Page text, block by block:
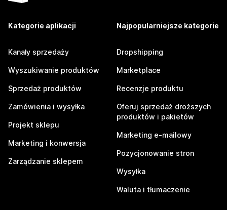
Kategorie aplikacji
Kanały sprzedaży
Wyszukiwanie produktów
Sprzedaż produktów
Zamówienia i wysyłka
Projekt sklepu
Marketing i konwersja
Zarządzanie sklepem
Najpopularniejsze kategorie
Dropshipping
Marketplace
Recenzje produktu
Oferuj sprzedaż droższych
produktów i pakietów
Marketing e-mailowy
Pozycjonowanie stron
Wysyłka
Waluta i tłumaczenie